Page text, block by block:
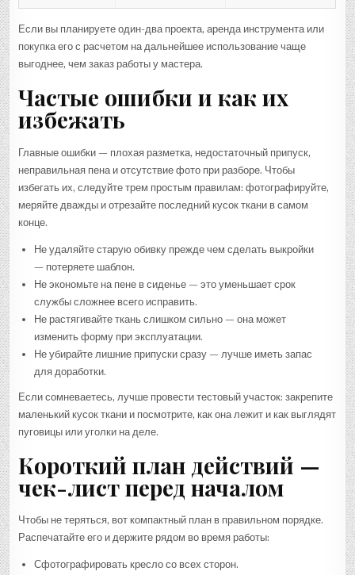
Если вы планируете один-два проекта, аренда инструмента или
покупка его с расчетом на дальнейшее использование чаще
выгоднее, чем заказ работы у мастера.
Частые ошибки и как их
избежать
Главные ошибки — плохая разметка, недостаточный припуск,
неправильная пена и отсутствие фото при разборе. Чтобы
избегать их, следуйте трем простым правилам: фотографируйте,
меряйте дважды и отрезайте последний кусок ткани в самом
конце.
Не удаляйте старую обивку прежде чем сделать выкройки
— потеряете шаблон.
Не экономьте на пене в сиденье — это уменьшает срок
службы сложнее всего исправить.
Не растягивайте ткань слишком сильно — она может
изменить форму при эксплуатации.
Не убирайте лишние припуски сразу — лучше иметь запас
для доработки.
Если сомневаетесь, лучше провести тестовый участок: закрепите
маленький кусок ткани и посмотрите, как она лежит и как выглядят
пуговицы или уголки на деле.
Короткий план действий —
чек-лист перед началом
Чтобы не теряться, вот компактный план в правильном порядке.
Распечатайте его и держите рядом во время работы:
Сфотографировать кресло со всех сторон.